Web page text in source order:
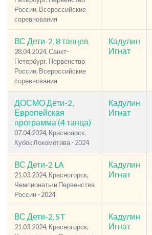
России, Всероссийские
соревнования
ВС Дети-2, 8 танцев
28.04.2024, Санкт-
Петербург, Первенство
России, Всероссийские
соревнования
Кадулин
Игнат
ДОСМО Дети-2,
Европейская
программа (4 танца)
07.04.2024, Красноярск,
Кубок Локомотива - 2024
Кадулин
Игнат
ВС Дети-2 LA
21.03.2024, Красногорск,
Чемпионаты и Первенства
России - 2024
Кадулин
Игнат
ВС Дети-2, ST
21.03.2024, Красногорск,
Кадулин
Игнат